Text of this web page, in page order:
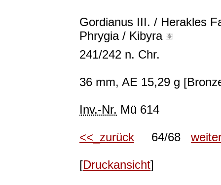
Gordianus III. / Herakles
Phrygia / Kibyra
241/242 n. Chr.
36 mm, AE 15,29 g
Inv.-Nr. Mü 614
<<_zurück 64/68
[Druckansicht]